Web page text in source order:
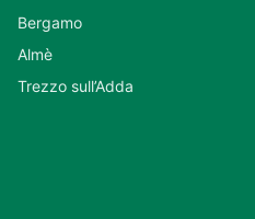
Bergamo
Almè
Trezzo sull’Adda